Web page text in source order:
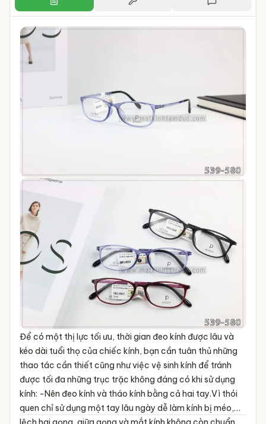
Để có một thị lực tối ưu, thời gian đeo kính được lâu và
kéo dài tuổi thọ của chiếc kính, bạn cần tuân thủ những
thao tác cần thiết cũng như việc vệ sinh kính để tránh
được tối đa những trục trặc không đáng có khi sử dụng
kính: -Nên đeo kính và tháo kính bằng cả hai tay.Vì thói
quen chỉ sử dụng một tay lâu ngày dễ làm kính bị méo,